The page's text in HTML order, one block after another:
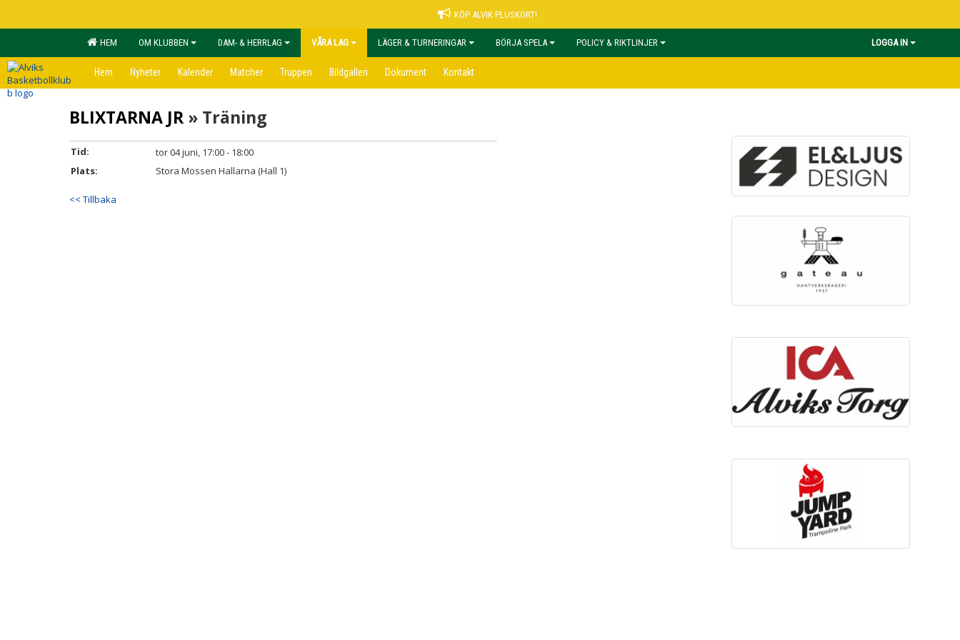
KÖP ALVIK PLUSKORT!
HEM OM KLUBBEN DAM- & HERRLAG VÅRA LAG LÄGER & TURNERINGAR BÖRJA SPELA POLICY & RIKTLINJER LOGGA IN
Hem Nyheter Kalender Matcher Truppen Bildgalleri Dokument Kontakt
BLIXTARNA JR » Träning
Tid:
tor 04 juni, 17:00 - 18:00
Plats:
Stora Mossen Hallarna (Hall 1)
<< Tillbaka